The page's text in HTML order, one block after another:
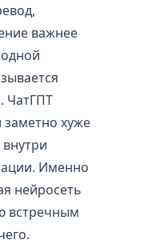
важнее
ЧатГПТ
хуже
Именно
нейросеть
встречным